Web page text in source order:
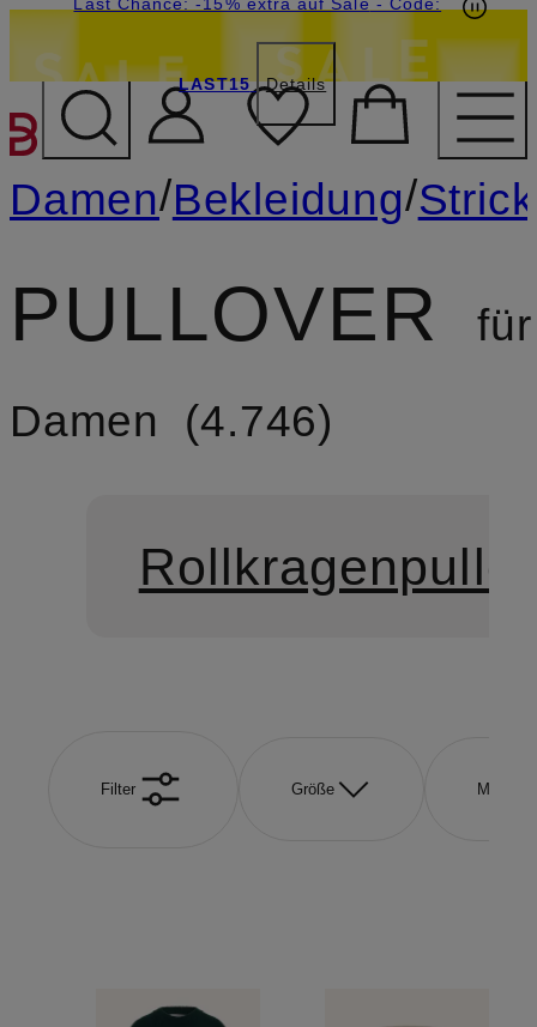
ZUM HAUPTINHALT
LAST15 Details
Damen/Bekleidung/Strick
PULLOVER
für
Damen
4.746
Filter Größe Marke